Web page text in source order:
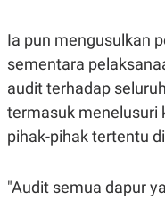
Ia pun mengusulkan
sementara
audit terhadap
termasuk menelusuri
pihak-pihak tertentu
"Audit semua dapur